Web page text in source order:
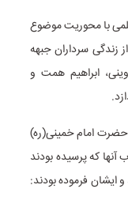
با محوریت موضوع
سرداران جبهه
ابراهیم همت و
حضرت امام خمینی(ره)
که پرسیده بودند
ایشان فرموده بودند: